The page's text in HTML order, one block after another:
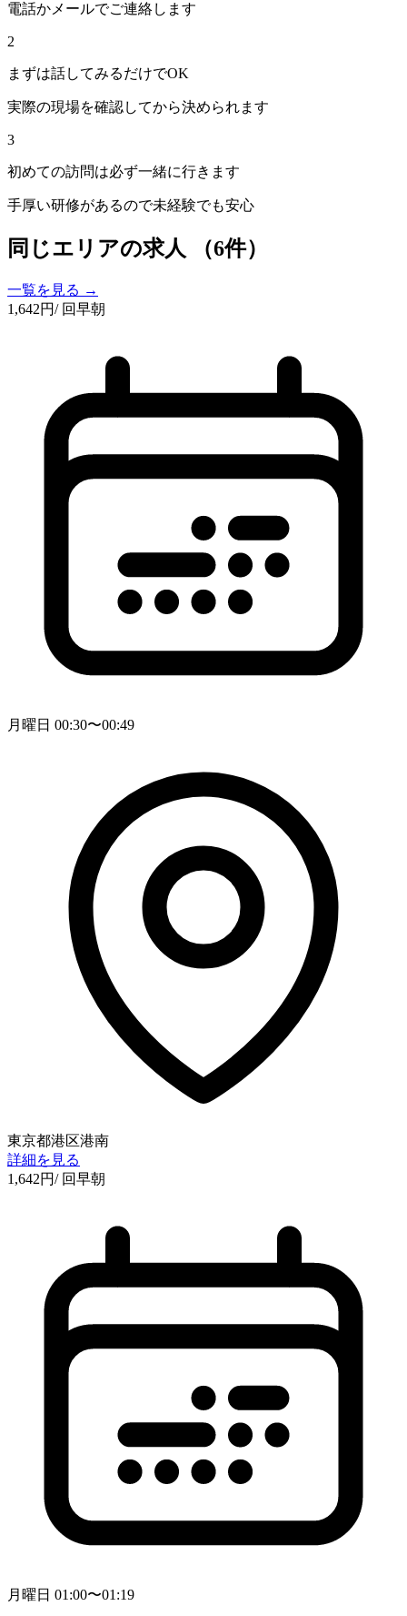
電話かメールでご連絡します
2
まずは話してみるだけでOK
実際の現場を確認してから決められます
3
初めての訪問は必ず一緒に行きます
手厚い研修があるので未経験でも安心
同じエリアの求人 （6件）
一覧を見る →
1,642円/ 回早朝
月曜日 00:30〜00:49
東京都港区港南
詳細を見る
1,642円/ 回早朝
月曜日 01:00〜01:19